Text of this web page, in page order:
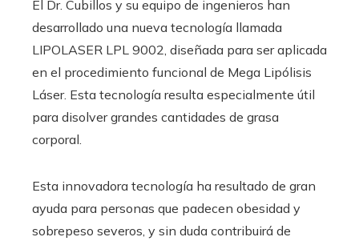
El Dr. Cubillos y su equipo de ingenieros han
desarrollado una nueva tecnología llamada
LIPOLASER LPL 9002, diseñada para ser aplicada
en el procedimiento funcional de Mega Lipólisis
Láser. Esta tecnología resulta especialmente útil
para disolver grandes cantidades de grasa
corporal.
Esta innovadora tecnología ha resultado de gran
ayuda para personas que padecen obesidad y
sobrepeso severos, y sin duda contribuirá de